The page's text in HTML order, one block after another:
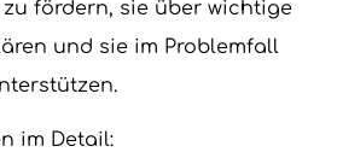
zu fördern, sie über wichtige
und sie im Problemfall
im Detail: